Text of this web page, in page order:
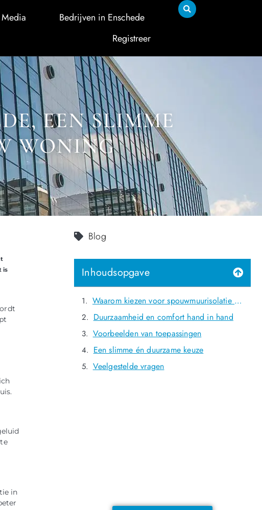
Bedrijven in Enschede
Registreer
EEN SLIMME
WONING
is
in
Blog
Inhoudsopgave
Waarom kiezen voor spouwmuurisolatie in Enschede
Duurzaamheid en comfort hand in hand
Voorbeelden van toepassingen
Een slimme én duurzame keuze
Veelgestelde vragen